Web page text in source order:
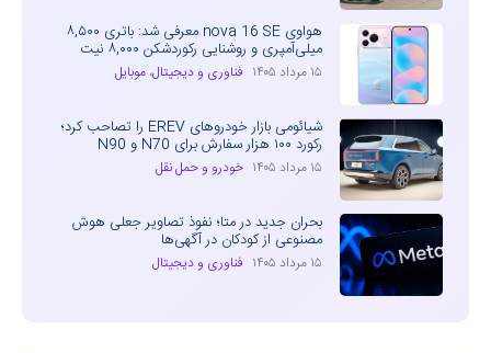
هواوی nova 16 SE معرفی شد: باتری ۸,۵۰۰
میلی‌آمپری و روشنایی رکوردشکن ۸,۰۰۰ نیت
۱۵ مرداد ۱۴۰۵ فناوری و دیجیتال، موبایل
شیائومی بازار خودروهای EREV را تصاحب کرد؛
رکورد ۱۰۰ هزار سفارش برای N70 و N90
۱۵ مرداد ۱۴۰۵ خودرو و حمل نقل
بحران جدید در متا؛ نفوذ تصاویر جعلی هوش
مصنوعی از کودکان در آگهی‌ها
۱۵ مرداد ۱۴۰۵ فناوری و دیجیتال